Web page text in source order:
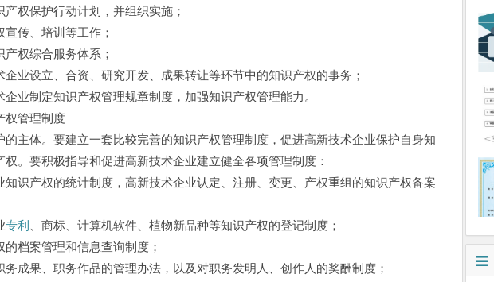
权保护行动计划，并组织实施；
传、培训等工作；
权综合服务体系；
设立、合资、研究开发、成果转让等环节中的知识产权的事务；
制定知识产权管理规章制度，加强知识产权管理能力。
权管理制度
体。要建立一套比较完善的知识产权管理制度，促进高新技术企业保护自身知
。要积极指导和促进高新技术企业建立健全各项管理制度：
产权的统计制度，高新技术企业认定、注册、变更、产权重组的知识产权备案
专利
、商标、计算机软件、植物新品种等知识产权的登记制度；
档案管理和信息查询制度；
果、职务作品的管理办法，以及对职务发明人、创作人的奖酬制度；